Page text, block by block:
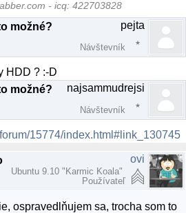
- icq: 422703828
možné? pejta
Návštevník
HDD ? :-D
možné?
najsammudrejsi
Návštevník
15774/index.html#link_130745
ovi
Ubuntu 9.10 "Karmic Koala"
Používateľ
ospravedlňujem sa, trocha som to